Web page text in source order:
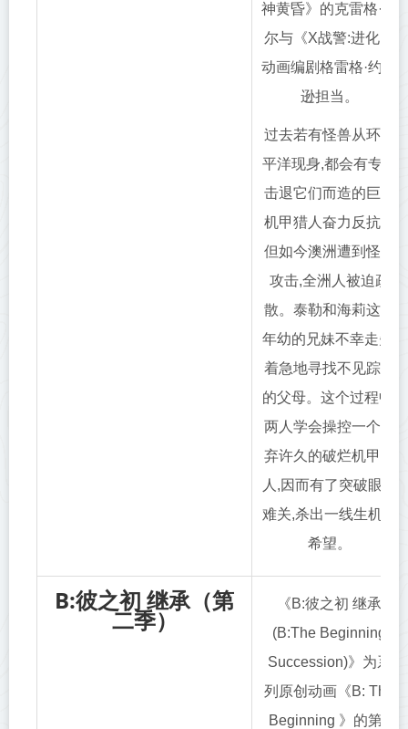
神黄昏》的克雷格·凯
尔与《X战警:进化》
动画编剧格雷格·约翰
逊担当。
过去若有怪兽从环太
平洋现身,都会有专为
击退它们而造的巨大
机甲猎人奋力反抗。
但如今澳洲遭到怪兽
攻击,全洲人被迫疏
散。泰勒和海莉这对
年幼的兄妹不幸走失,
着急地寻找不见踪影
的父母。这个过程中,
两人学会操控一个废
弃许久的破烂机甲猎
人,因而有了突破眼前
难关,杀出一线生机的
希望。
B:彼之初 继承（第
二季）
《B:彼之初 继承
(B:The Beginning
Succession)》为系
列原创动画《B: The
Beginning 》的第2